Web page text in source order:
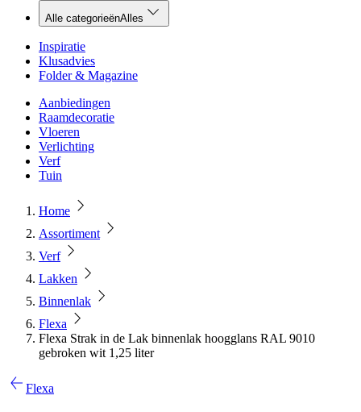
Alle categorieënAlles
Inspiratie
Klusadvies
Folder & Magazine
Aanbiedingen
Raamdecoratie
Vloeren
Verlichting
Verf
Tuin
Home
Assortiment
Verf
Lakken
Binnenlak
Flexa
Flexa Strak in de Lak binnenlak hoogglans RAL 9010
gebroken wit 1,25 liter
Flexa